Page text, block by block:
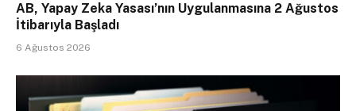
AB, Yapay Zeka Yasası’nın Uygulanmasına 2 Ağustos
İtibarıyla Başladı
6 Ağustos 2026